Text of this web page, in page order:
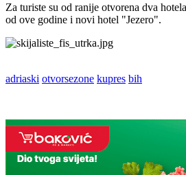
Za turiste su od ranije otvorena dva
od ove godine i novi hotel "Jezero".
adriaski otvorsezone kupres bih